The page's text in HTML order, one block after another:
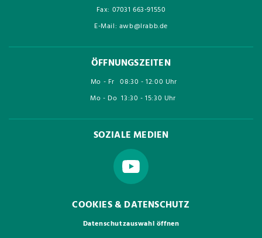
Fax: 07031 663-91550
E-Mail: awb@lrabb.de
ÖFFNUNGSZEITEN
Mo - Fr 08:30 - 12:00 Uhr
Mo - Do 13:30 - 15:30 Uhr
SOZIALE MEDIEN
COOKIES & DATENSCHUTZ
Datenschutzauswahl öffnen